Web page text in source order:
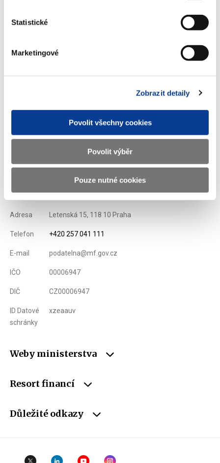
Statistické
Marketingové
Zobrazit detaily
Povolit všechny cookies
Povolit výběr
Pouze nutné cookies
Zobrazeno146 × Doporučeno363 ×
Ministerstvo financí ČR
Adresa Letenská 15, 118 10 Praha
Telefon +420 257 041 111
E-mail podatelna@mf.gov.cz
IČO 00006947
DIČ CZ00006947
ID Datové
schránky
xzeaauv
Weby ministerstva
Resort financí
Důležité odkazy